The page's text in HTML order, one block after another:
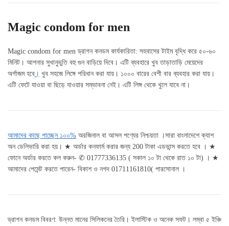
Magic condom for men
Magic condom for men ড্রাগন কনডম কার্যকারিতা: সহবাসের টাইম বৃদ্ধি করে ৫০-৬০
মিনিট। আপনার সুখানুভুতি বহু গুন বাড়িয়ে দিবে। এটি ব্যবহারে খুব তাড়াতাড়ি মেয়েদের
অর্গাজম হবে । খুব সহজে লিঙ্গে পরিধান করা যায়। ১০০০ বারের বেশী বার ব্যবহার করা যায়।
এটি ফেটে যাওয়া বা ছিড়ে যাওয়ার সম্ভাবনা নেই। এটি লিঙ্গ থেকে খুলে যাবে না।
আমাদের কাছে পাচ্ছেন ১০০% অরজিনাল বা আসল পণ্যের নিশ্চয়তা ।সারা বাংলাদেশে ক্যাশ
অন ডেলিভারি করা হয়। ★ অর্ডার কনফার্ম করার জন্য 200 টাকা এডভান্স করতে হবে । ★
ফোনে অর্ডার করতে কল করুন- ✆ 01777336135 ( সকাল ১০ টা থেকে রাত ১০ টা) । ★
আমাদের পেমেন্ট করতে পারেন- বিকাশ ও নগদ 01711161810( পারসোনাল ।
ড্রাগন কনডম বিবরণ: উন্নত মানের সিলিকনের তৈরি। ইলাস্টিক ও অনেক সফট। লম্বা ৫ ইঞ্চি